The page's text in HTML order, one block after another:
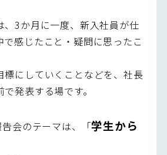
、3か月に一度、新入社員が仕
で感じたこと・疑問に思ったこ
標にしていくことなどを、社長
発表する場です。
会のテーマは、「学生から